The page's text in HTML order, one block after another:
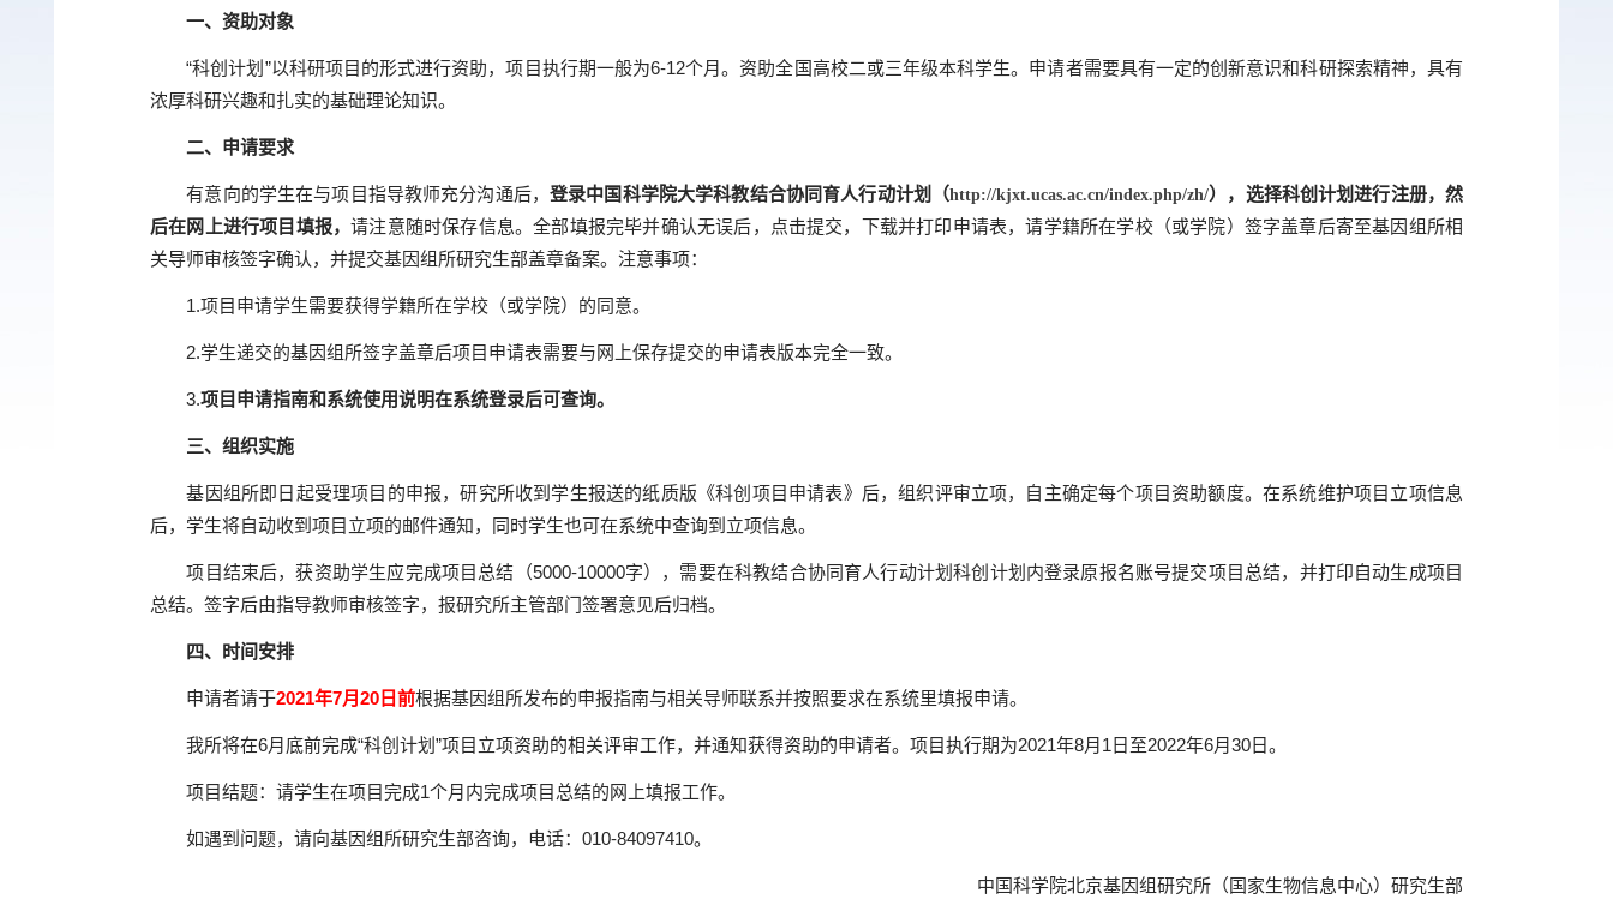
一、资助对象
“科创计划 ”以科研项目的形式进行资助，项目执行期一般为6-12个月。资助全国高校二或三年级本科学生。申请者需要具有一定的创新意识和科研探索精神，具有
浓厚科研兴趣和扎实的基础理论知识。
二、申请要求
有意向的学生在与项目指导教师充分沟通后，登录中国科学院大学科教结合协同育人行动计划（http://kjxt.ucas.ac.cn/index.php/zh/），选择科创计划进行注册，然
后在网上进行项目填报，请注意随时保存信息。全部填报完毕并确认无误后，点击提交，下载并打印申请表，请学籍所在学校（或学院）签字盖章后寄至基因组所相
关导师审核签字确认，并提交基因组所研究生部盖章备案。 注意事项：
1.项目申请学生需要获得学籍所在学校（或学院）的同意。
2.学生递交的基因组所签字盖章后项目申请表需要与网上保存提交的申请表版本完全一致。
3.项目申请指南和系统使用说明在系统登录后可查询。
三、组织实施
基因组所即日起受理项目的申报，研究所收到学生报送的纸质版《科创项目申请表》后，组织评审立项，自主确定每个项目资助额度。在系统维护项目立项信息
后，学生将自动收到项目立项的邮件通知，同时学生也可在系统中查询到立项信息。
项目结束后，获资助学生应完成项目总结（5000-10000字）， 需要在科教结合协同育人行动计划科创计划内登录原报名账号提交项目总结，并打印自动生成项目
总结。签字后由指导教师审核签字，报研究所主管部门签署意见后归档。
四、时间安排
申请者请于2021年7月20日前根据基因组所发布的申报指南与相关导师联系并按照要求在系统里填报申请。
我所将在6月底前完成“科创计划”项目立项资助的相关评审工作，并通知获得资助的申请者。项目执行期为2021年8月1日至2022年6月30日。
项目结题：请学生在项目完成1个月内完成项目总结的网上填报工作。
如遇到问题，请向基因组所研究生部咨询，电话：010-84097410。
中国科学院北京基因组研究所（国家生物信息中心） 研究生部